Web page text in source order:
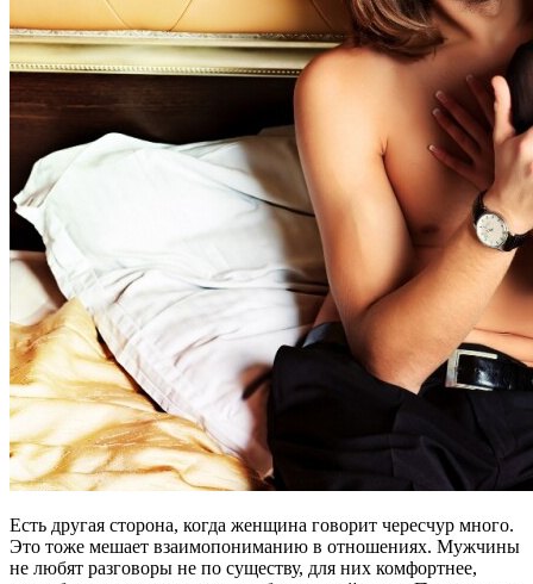
Есть другая сторона, когда женщина говорит чересчур много.
Это тоже мешает взаимопониманию в отношениях. Мужчины
не любят разговоры не по существу, для них комфортнее,